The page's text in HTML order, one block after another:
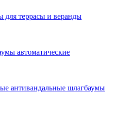
для террасы и веранды
автоматические
антивандальные шлагбаумы